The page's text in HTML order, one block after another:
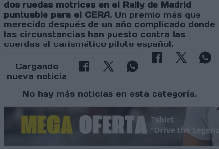
dos ruedas motrices en el Rally de Madrid
puntuable para el CERA. Un premio más que
merecido después de un año complicado donde
las circunstancias han puesto contra las
cuerdas al carismático piloto español.
Cargando
nueva noticia
No hay más noticias en esta categoría.